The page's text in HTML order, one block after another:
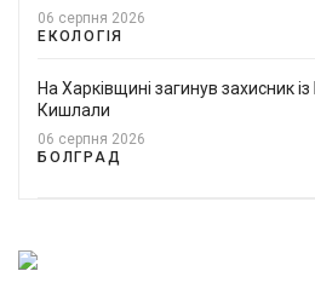
06 серпня 2026
ЕКОЛОГІЯ
На Харківщині загинув захисник
Кишлали
06 серпня 2026
БОЛГРАД